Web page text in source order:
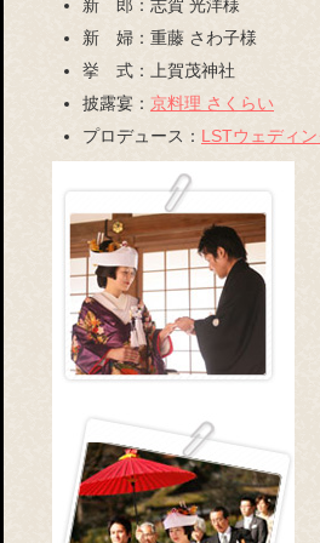
新 郎： 志賀 光洋様
新 婦： 重藤 さわ子様
挙 式：
上賀茂神社
披露宴： 京料理 さくらい
プロデュース： LSTウェディ